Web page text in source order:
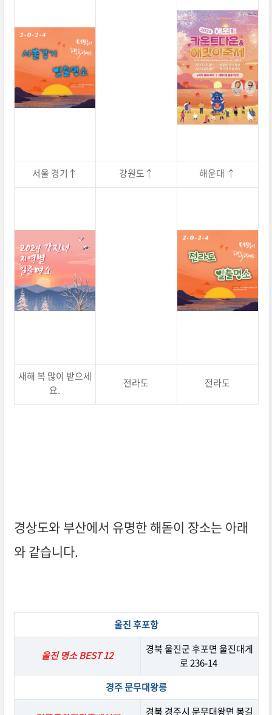
서울 경기↑ 강원도↑ 해운대 ↑
새해 복 많이 받으세
요.
전라도 전라도
경상도와 부산에서 유명한 해돋이 장소는 아래
와 같습니다.
울진 후포항
울진 명소 BEST 12
경북 울진군 후포면 울진대게
로 236-14
경주 문무대왕릉
경북 경주시 문무대왕면 봉길